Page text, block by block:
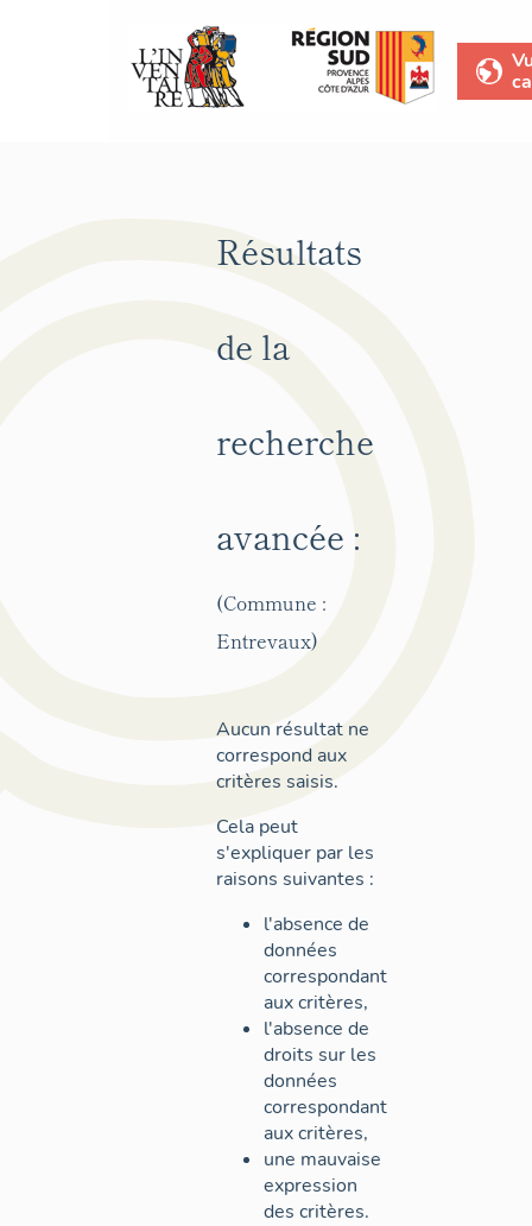
Résultats
de la
recherche
avancée :
(Commune :
Entrevaux)
Aucun résultat ne
correspond aux
critères saisis.
Cela peut
s'expliquer par les
raisons suivantes :
l'absence de
données
correspondant
aux critères,
l'absence de
droits sur les
données
correspondant
aux critères,
une mauvaise
expression
des critères.